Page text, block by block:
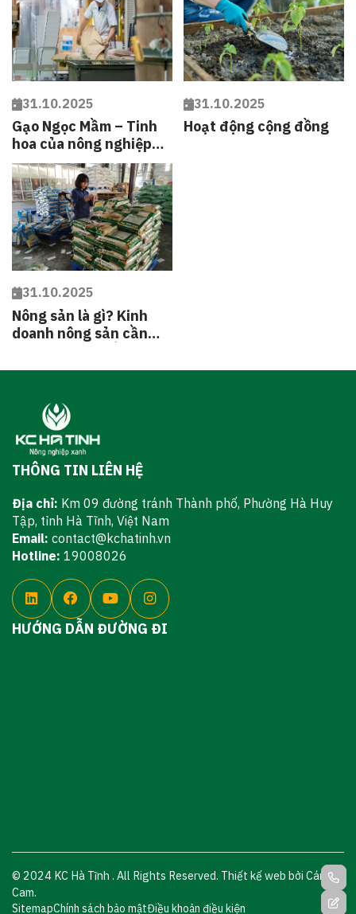
31.10.2025
Gạo Ngọc Mầm – Tinh
hoa của nông nghiệp
sinh thái 4.0
31.10.2025
Hoạt động cộng đồng
31.10.2025
Nông sản là gì? Kinh
doanh nông sản cần
gì?
THÔNG TIN LIÊN HỆ
Địa chỉ: Km 09 đường tránh Thành phố, Phường Hà Huy
Tập, tỉnh Hà Tĩnh, Việt Nam
Email: contact@kchatinh.vn
Hotline: 19008026
HƯỚNG DẪN ĐƯỜNG ĐI
© 2024 KC Hà Tĩnh . All Rights Reserved. Thiết kế web bởi Cánh
Cam.
SitemapChính sách bảo mậtĐiều khoản điều kiện